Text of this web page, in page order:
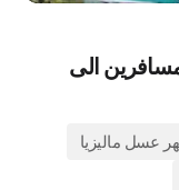
الى
عسل ماليزيا